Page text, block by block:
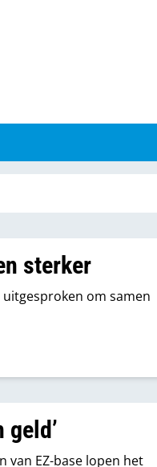
sterker
om samen
geld’
van EZ-base lopen het